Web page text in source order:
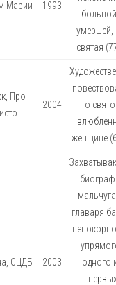
Марии 1993
умершей,
святая
Про
2004
о
женщине
СЦДБ 2003
главаря
одного